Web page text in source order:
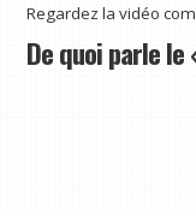
Regardez la vidéo
De quoi parle le